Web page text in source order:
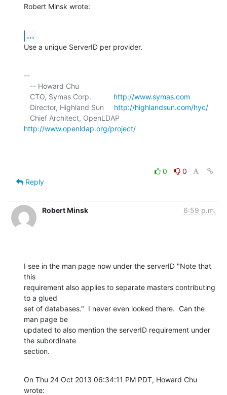
Robert Minsk wrote:
...
Use a unique ServerID per provider.
--
   CTO, Symas Corp.
http://www.symas.com
   Director, Highland Sun
http://highlandsun.com/hyc/
http://www.openldap.org/project/
0
0
Reply
Robert Minsk 6:59 p.m.
I see in the man page now under the serverID "Note that
this
requirement also applies to separate masters contributing
to a glued
set of databases."  I never even looked there.  Can the
man page be
updated to also mention the serverID requirement under
the subordinate
section.
On Thu 24 Oct 2013 06:34:11 PM PDT, Howard Chu
wrote: